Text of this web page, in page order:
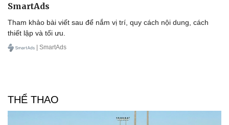
Văn hóa
Sân khấu - Điện ảnh
Nghệ sĩ
Thời trang
SmartAds
Tham khảo bài viết sau để nắm vị trí, quy cách nội dung, cách
thiết lập và tối ưu.
| SmartAds
THỂ THAO